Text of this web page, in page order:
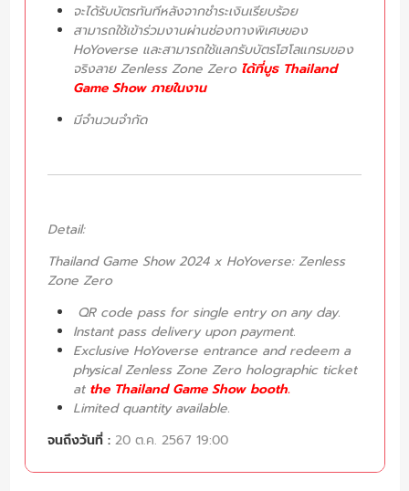
จะได้รับบัตรทันทีหลังจากชำระเงินเรียบร้อย
สามารถใช้เข้าร่วมงานผ่านช่องทางพิเศษของ
HoYoverse และสามารถใช้แลกรับบัตรโฮโลแกรมของ
จริงลาย Zenless Zone Zero ได้ที่บูธ Thailand
Game Show ภายในงาน
มีจำนวนจำกัด
Detail:
Thailand Game Show 2024 x HoYoverse: Zenless
Zone Zero
QR code pass for single entry on any day.
Instant pass delivery upon payment.
Exclusive HoYoverse entrance and redeem a
physical Zenless Zone Zero holographic ticket
at the Thailand Game Show booth.
Limited quantity available.
จนถึงวันที่ : 20 ต.ค. 2567 19:00